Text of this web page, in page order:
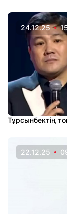
24.12.25
Тұрсынбектің
22.12.25